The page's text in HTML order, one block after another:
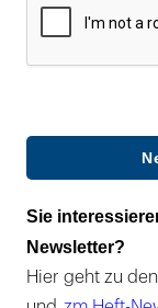
Sie
Newsletter?
Hier geht zu